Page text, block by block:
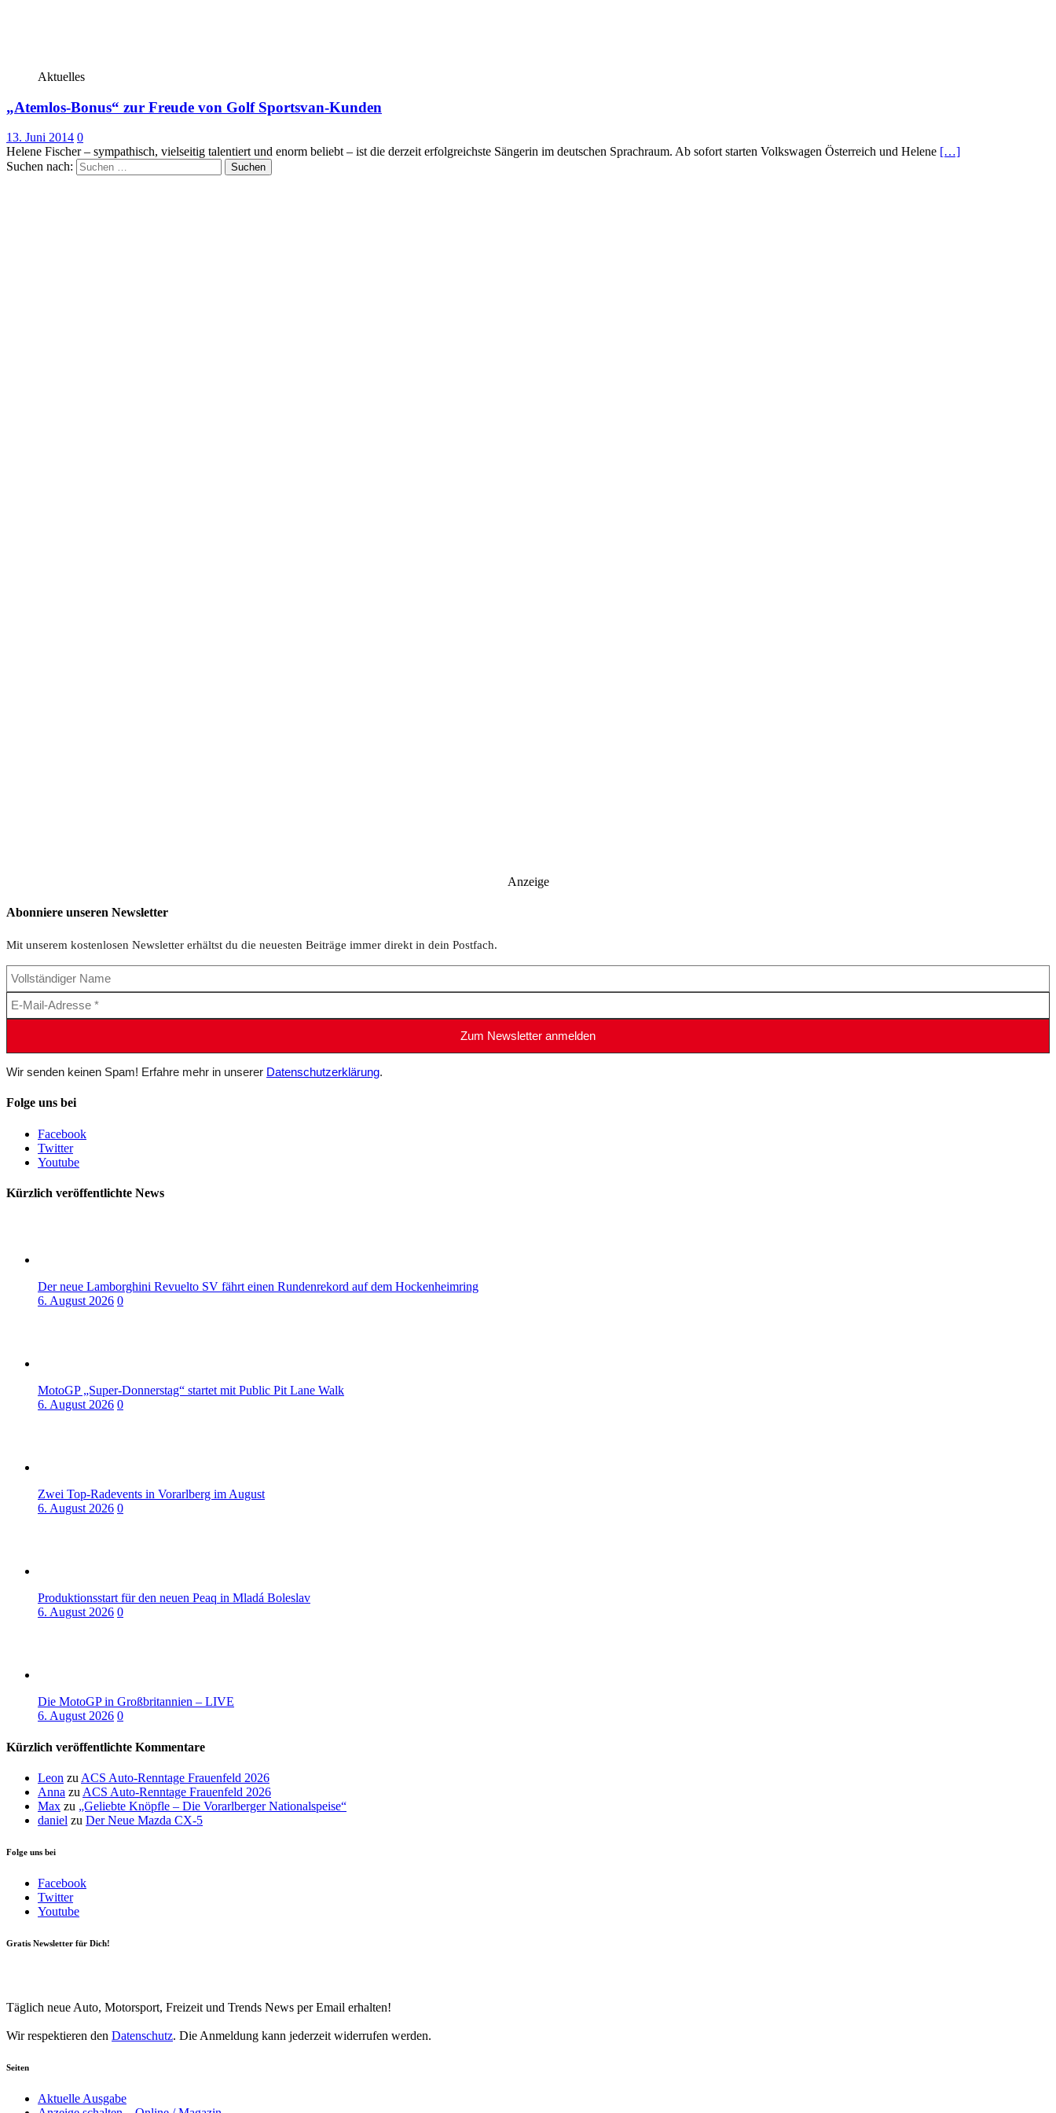
Aktuelles
„Atemlos-Bonus“ zur Freude von Golf Sportsvan-Kunden
13. Juni 2014 0
Helene Fischer – sympathisch, vielseitig talentiert und enorm beliebt – ist die derzeit erfolgreichste Sängerin im deutschen Sprachraum. Ab sofort starten Volkswagen Österreich und Helene […]
Suchen nach:
Anzeige
Abonniere unseren Newsletter
Mit unserem kostenlosen Newsletter erhältst du die neuesten Beiträge immer direkt in dein Postfach.
Wir senden keinen Spam! Erfahre mehr in unserer Datenschutzerklärung.
Folge uns bei
Facebook
Twitter
Youtube
Kürzlich veröffentlichte News
Der neue Lamborghini Revuelto SV fährt einen Rundenrekord auf dem Hockenheimring
6. August 2026 0
MotoGP „Super-Donnerstag“ startet mit Public Pit Lane Walk
6. August 2026 0
Zwei Top-Radevents in Vorarlberg im August
6. August 2026 0
Produktionsstart für den neuen Peaq in Mladá Boleslav
6. August 2026 0
Die MotoGP in Großbritannien – LIVE
6. August 2026 0
Kürzlich veröffentlichte Kommentare
Leon zu ACS Auto-Renntage Frauenfeld 2026
Anna zu ACS Auto-Renntage Frauenfeld 2026
Max zu „Geliebte Knöpfle – Die Vorarlberger Nationalspeise“
daniel zu Der Neue Mazda CX-5
Folge uns bei
Facebook
Twitter
Youtube
Gratis Newsletter für Dich!
Täglich neue Auto, Motorsport, Freizeit und Trends News per Email erhalten!
Wir respektieren den Datenschutz. Die Anmeldung kann jederzeit widerrufen werden.
Seiten
Aktuelle Ausgabe